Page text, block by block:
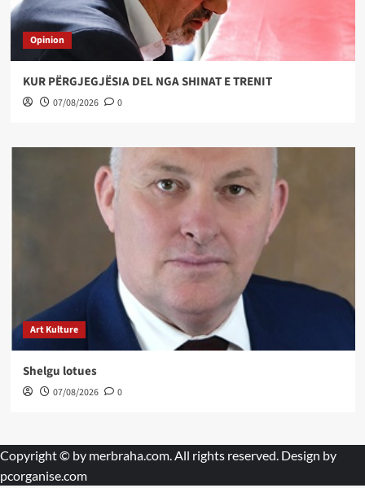
Opinion
KUR PËRGJEGJËSIA DEL NGA SHINAT E TRENIT
07/08/2026 0
Art Kulture
Shelgu lotues
07/08/2026 0
Copyright © by merbraha.com . All rights reserved. Design by
pcorganise.com